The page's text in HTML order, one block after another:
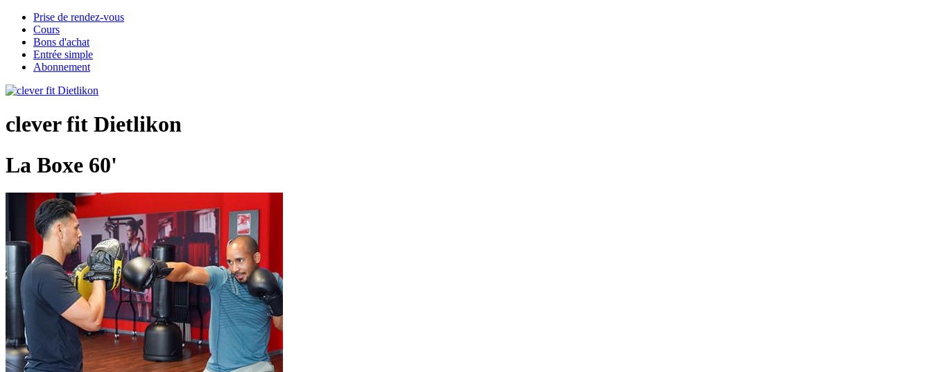
Prise de rendez-vous
Cours
Bons d'achat
Entrée simple
Abonnement
clever fit Dietlikon
La Boxe 60'